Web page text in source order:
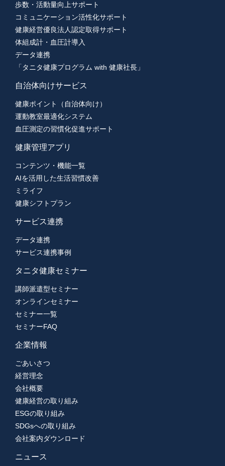
歩数・活動量向上サポート
コミュニケーション活性化サポート
健康経営優良法人認定取得サポート
体組成計・血圧計導入
データ連携
「タニタ健康プログラム with 健康社長」
自治体向けサービス
健康ポイント（自治体向け）
運動教室最適化システム
血圧測定の習慣化促進サポート
健康管理アプリ
コンテンツ・機能一覧
AIを活用した生活習慣改善
ミライフ
健康シフトプラン
サービス連携
データ連携
サービス連携事例
タニタ健康セミナー
講師派遣型セミナー
オンラインセミナー
セミナー一覧
セミナーFAQ
企業情報
ごあいさつ
経営理念
会社概要
健康経営の取り組み
ESGの取り組み
SDGsへの取り組み
会社案内ダウンロード
ニュース